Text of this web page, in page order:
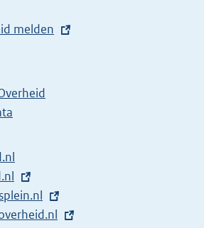
melden